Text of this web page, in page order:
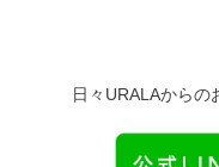
日々URALAからの